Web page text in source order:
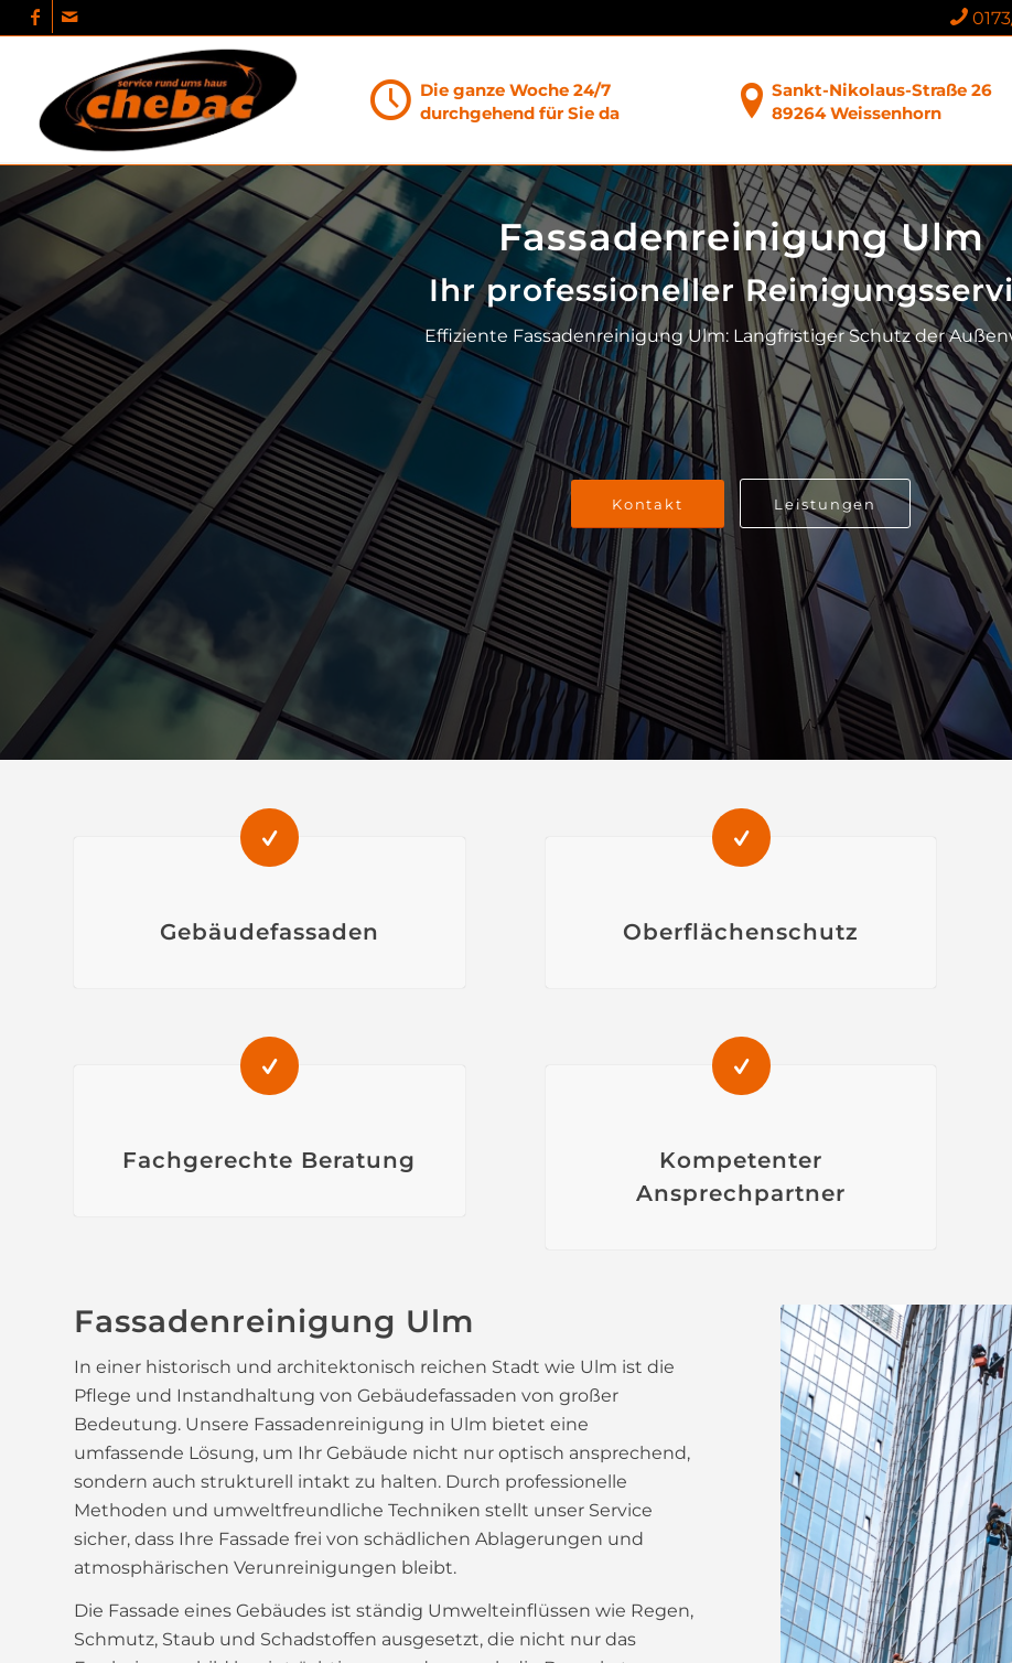
Die ganze Woche 24/7
durchgehend für Sie da
Sankt-Nikolaus-Straße 26
89264 Weissenhorn
Fassadenreinigung Ulm
Ihr professioneller
Effiziente Fassadenreinigung Ulm: Langfristiger Schutz der
Kontakt Leistungen
Gebäudefassaden Oberflächenschutz
Fachgerechte Beratung
Kompetenter
Ansprechpartner
Fassadenreinigung Ulm
In einer historisch und architektonisch reichen Stadt wie Ulm ist die
Pflege und Instandhaltung von Gebäudefassaden von großer
Bedeutung. Unsere Fassadenreinigung in Ulm bietet eine
umfassende Lösung, um Ihr Gebäude nicht nur optisch ansprechend,
sondern auch strukturell intakt zu halten. Durch professionelle
Methoden und umweltfreundliche Techniken stellt unser Service
sicher, dass Ihre Fassade frei von schädlichen Ablagerungen und
atmosphärischen Verunreinigungen bleibt.
Die Fassade eines Gebäudes ist ständig Umwelteinflüssen wie Regen,
Schmutz, Staub und Schadstoffen ausgesetzt, die nicht nur das